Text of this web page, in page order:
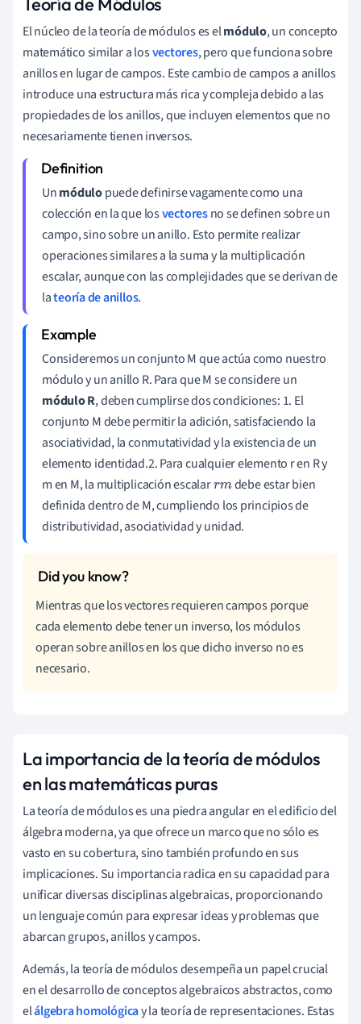
El núcleo de la teoría de módulos es elmódulo, un concepto
matemático similar a losvectores, pero que funciona sobre
anillos en lugar de campos. Este cambio de campos a anillos
introduce una estructura más rica y compleja debido a las
propiedades de los anillos, que incluyen elementos que no
necesariamente tienen inversos.
Unmódulopuede definirse vagamente como una
colección en la que losvectoresno se definen sobre un
campo, sino sobre un anillo. Esto permite realizar
operaciones similares a la suma y la multiplicación
escalar, aunque con las complejidades que se derivan de
lateoría de anillos.
Consideremos un conjunto M que actúa como nuestro
módulo y un anillo R. Para que M se considere un
módulo R, deben cumplirse dos condiciones: 1. El
conjunto M debe permitir la adición, satisfaciendo la
asociatividad, la conmutatividad y la existencia de un
elemento identidad.2. Para cualquier elemento r en R y
m en M, la multiplicación escalarrm debe estar bien
definida dentro de M, cumpliendo los principios de
distributividad, asociatividad y unidad.
Mientras que los vectores requieren campos porque
cada elemento debe tener un inverso, los módulos
operan sobre anillos en los que dicho inverso no es
necesario.
La importancia de la teoría de módulos
en las matemáticas puras
La teoría de módulos es una piedra angular en el edificio del
álgebra moderna, ya que ofrece un marco que no sólo es
vasto en su cobertura, sino también profundo en sus
implicaciones. Su importancia radica en su capacidad para
unificar diversas disciplinas algebraicas, proporcionando
un lenguaje común para expresar ideas y problemas que
abarcan grupos, anillos y campos.
Además, la teoría de módulos desempeña un papel crucial
en el desarrollo de conceptos algebraicos abstractos, como
elálgebra homológicay la teoría de representaciones. Estas